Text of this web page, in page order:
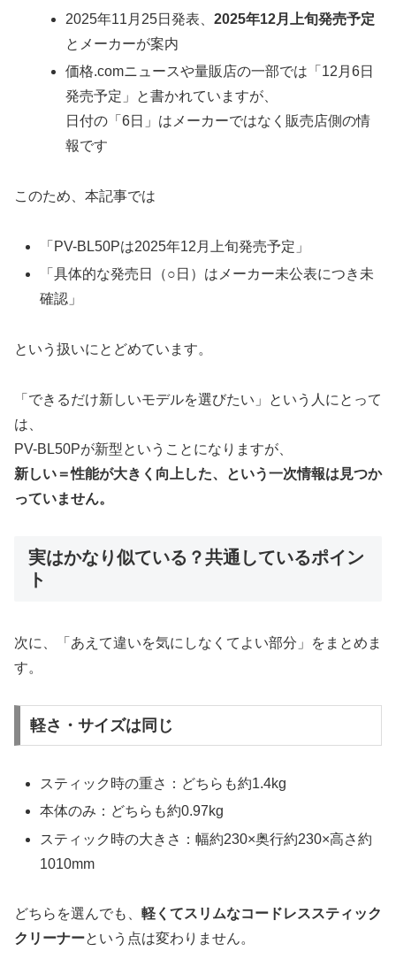
2025年11月25日発表、2025年12月上旬発売予定
とメーカーが案内
価格.comニュースや量販店の一部では「12月6日
発売予定」と書かれていますが、
日付の「6日」はメーカーではなく販売店側の情
報です
このため、本記事では
「PV-BL50Pは2025年12月上旬発売予定」
「具体的な発売日（○日）はメーカー未公表につき未
確認」
という扱いにとどめています。
「できるだけ新しいモデルを選びたい」という人にとって
は、
PV-BL50Pが新型ということになりますが、
新しい＝性能が大きく向上した、という一次情報は見つか
っていません。
実はかなり似ている？共通しているポイン
ト
次に、「あえて違いを気にしなくてよい部分」をまとめま
す。
軽さ・サイズは同じ
スティック時の重さ：どちらも約1.4kg
本体のみ：どちらも約0.97kg
スティック時の大きさ：幅約230×奥行約230×高さ約
1010mm
どちらを選んでも、 軽くてスリムなコードレススティック
クリーナーという点は変わりません。